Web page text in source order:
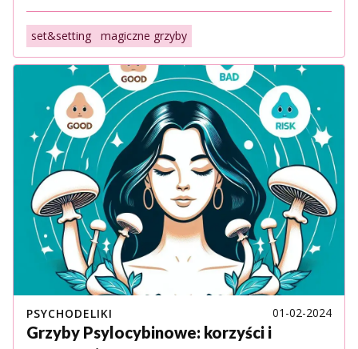
set&setting magiczne grzyby
PSYCHODELIKI 01-02-2024
Grzyby Psylocybinowe: korzyści i